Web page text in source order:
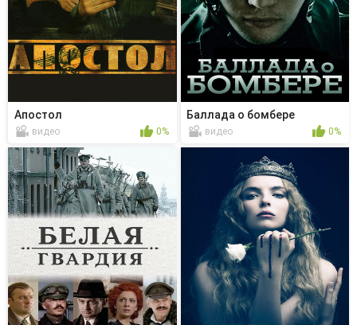
Апостол
видео 0%
Баллада о бомбере
видео 0%